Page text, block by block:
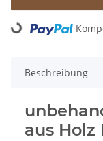
Loading...
Beschreibung
aus Holz